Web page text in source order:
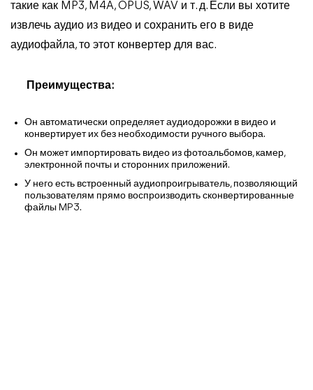
такие как MP3, M4A, OPUS, WAV и т. д. Если вы хотите
извлечь аудио из видео и сохранить его в виде
аудиофайла, то этот конвертер для вас.
Преимущества:
Он автоматически определяет аудиодорожки в видео и
конвертирует их без необходимости ручного выбора.
Он может импортировать видео из фотоальбомов, камер,
электронной почты и сторонних приложений.
У него есть встроенный аудиопроигрыватель, позволяющий
пользователям прямо воспроизводить сконвертированные
файлы MP3.